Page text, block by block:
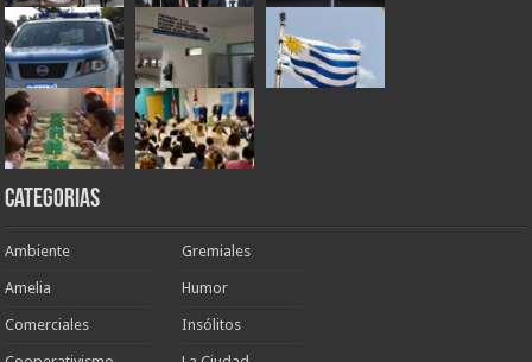
Categorias
Ambiente
Amelia
Comerciales
Gremiales
Humor
Insólitos